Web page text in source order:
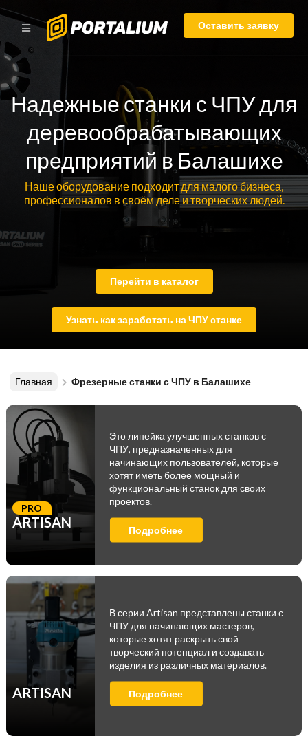
Оставить заявку
Надежные станки с ЧПУ для
деревообрабатывающих
предприятий в Балашихе
Наше оборудование подходит для малого бизнеса,
профессионалов в своём деле и творческих людей.
Перейти в каталог
Узнать как заработать на ЧПУ станке
Главная Фрезерные станки с ЧПУ в Балашихе
ARTISAN
PRO
Это линейка улучшенных станков с
ЧПУ, предназначенных для
начинающих пользователей, которые
хотят иметь более мощный и
функциональный станок для своих
проектов.
Подробнее
ARTISAN
В серии Artisan представлены станки с
ЧПУ для начинающих мастеров,
которые хотят раскрыть свой
творческий потенциал и создавать
изделия из различных материалов.
Подробнее